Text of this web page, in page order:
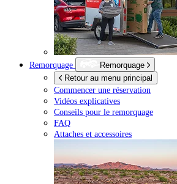
Remorquage
Remorquage
Retour au menu principal
Commencer une réservation
Vidéos explicatives
Conseils pour le remorquage
FAQ
Attaches et accessoires